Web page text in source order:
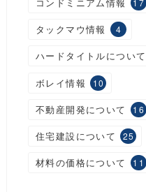
17
タックマウ情報 4
ハードタイトルについて
ボレイ情報 10
不動産開発について 16
住宅建設について 25
材料の価格について 11